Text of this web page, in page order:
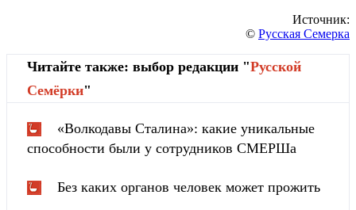
Источник:
© Русская Семерка
Читайте также: выбор редакции "Русской
Cемёрки"
«Волкодавы Сталина»: какие уникальные
способности были у сотрудников СМЕРШа
Без каких органов человек может прожить